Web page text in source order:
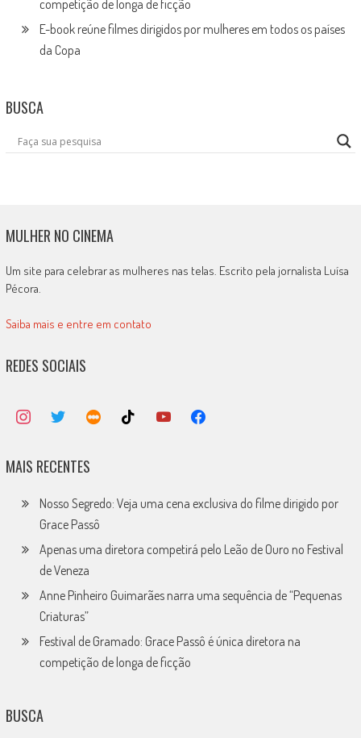
competição de longa de ficção
E-book reúne filmes dirigidos por mulheres em todos os países
da Copa
BUSCA
MULHER NO CINEMA
Um site para celebrar as mulheres nas telas. Escrito pela jornalista Luísa
Pécora.
Saiba mais e entre em contato
REDES SOCIAIS
MAIS RECENTES
Nosso Segredo: Veja uma cena exclusiva do filme dirigido por
Grace Passô
Apenas uma diretora competirá pelo Leão de Ouro no Festival
de Veneza
Anne Pinheiro Guimarães narra uma sequência de “Pequenas
Criaturas”
Festival de Gramado: Grace Passô é única diretora na
competição de longa de ficção
BUSCA